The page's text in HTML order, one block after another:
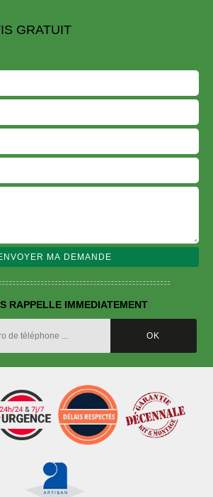
GRATUIT
RAPPELLE IMMEDIATEMENT